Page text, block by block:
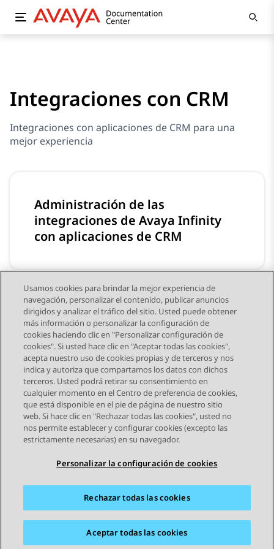
Integraciones con CRM
Integraciones con aplicaciones de CRM para una
mejor experiencia
Administración de las
integraciones de Avaya Infinity
con aplicaciones de CRM
Uso de integraciones de Avaya
Infinity CRM
STAY CONNECTED
Mapa del sitio Condiciones de Uso
Privacidad
Política de Cookies
Marcas registradas
© 2026 Avaya LLC
Usamos cookies para brindar la mejor experiencia de
navegación, personalizar el contenido, publicar anuncios
dirigidos y analizar el tráfico del sitio. Usted puede obtener
más información o personalizar la configuración de
cookies haciendo clic en "Personalizar configuración de
cookies". Si usted hace clic en "Aceptar todas las cookies",
acepta nuestro uso de cookies propias y de terceros y nos
indica y autoriza que compartamos los datos con dichos
terceros. Usted podrá retirar su consentimiento en
cualquier momento en el Centro de preferencia de cookies,
que está disponible en el pie de página de nuestro sitio
web. Si hace clic en "Rechazar todas las cookies", usted no
nos permite establecer y configurar cookies (excepto las
estrictamente necesarias) en su navegador.
Personalizar la configuración de cookies
Rechazar todas las cookies
Aceptar todas las cookies